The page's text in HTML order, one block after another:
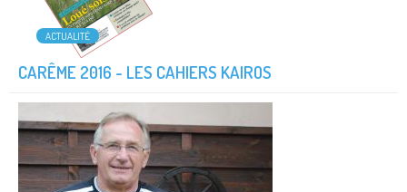
ACTUALITÉ
CARÊME 2016 - LES CAHIERS KAIROS